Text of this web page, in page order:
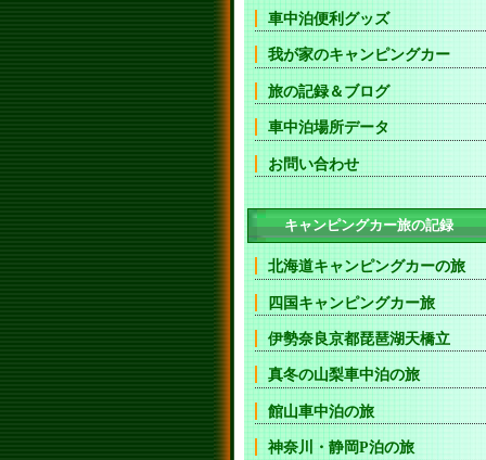
車中泊便利グッズ
我が家のキャンピングカー
旅の記録＆ブログ
車中泊場所データ
お問い合わせ
キャンピングカー旅の記録
北海道キャンピングカーの旅
四国キャンピングカー旅
伊勢奈良京都琵琶湖天橋立
真冬の山梨車中泊の旅
館山車中泊の旅
神奈川・静岡P泊の旅